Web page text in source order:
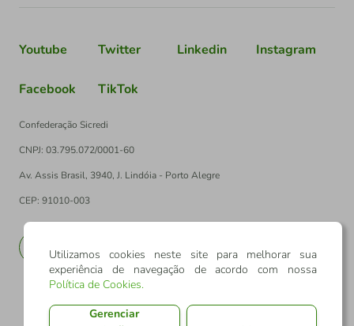
Youtube Twitter Linkedin Instagram
Facebook TikTok
Confederação Sicredi
CNPJ: 03.795.072/0001-60
Av. Assis Brasil, 3940, J. Lindóia - Porto Alegre
CEP: 91010-003
Utilizamos cookies neste site para melhorar sua
experiência de navegação de acordo com nossa
Política de Cookies.
Gerenciar